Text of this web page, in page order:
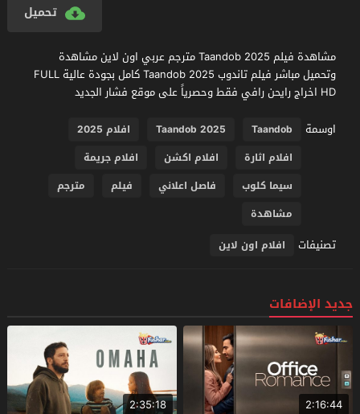
تحميل
مشاهدة فيلم Taandob 2025 مترجم عربي اون لاين مشاهدة
وتحميل مباشر فيلم تاندوب Taandob 2025 كامل بجودة عالية FULL
HD اخراج رايحن رافي فقط وحصرياً على موقع فشار الجديد
اوسمة
Taandob
Taandob 2025
افلام 2025
افلام اثارة
افلام اكشن
افلام جريمة
سيما كلوب
فاصل اعلاني فيلم
مترجم
مشاهدة
تصنيفات افلام اون لاين
جديد الإضافات
2:16:44
2:35:18